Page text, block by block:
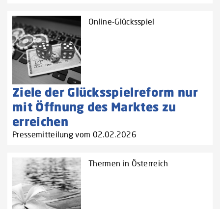
Online-Glücksspiel
Ziele der Glücksspielreform nur
mit Öffnung des Marktes zu
erreichen
Pressemitteilung vom 02.02.2026
Thermen in Österreich